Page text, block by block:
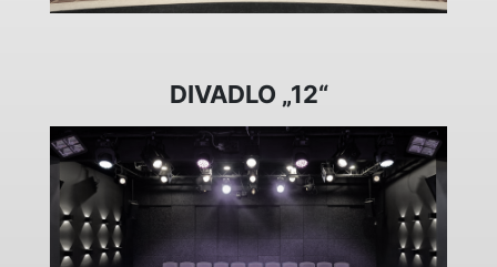
DIVADLO „12“